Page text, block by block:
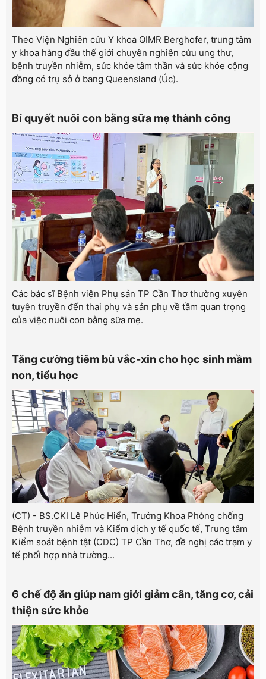
Theo Viện Nghiên cứu Y khoa QIMR Berghofer, trung tâm
y khoa hàng đầu thế giới chuyên nghiên cứu ung thư,
bệnh truyền nhiễm, sức khỏe tâm thần và sức khỏe cộng
đồng có trụ sở ở bang Queensland (Úc).
Bí quyết nuôi con bằng sữa mẹ thành công
Các bác sĩ Bệnh viện Phụ sản TP Cần Thơ thường xuyên
tuyên truyền đến thai phụ và sản phụ về tầm quan trọng
của việc nuôi con bằng sữa mẹ.
Tăng cường tiêm bù vắc-xin cho học sinh mầm
non, tiểu học
(CT) - BS.CKI Lê Phúc Hiển, Trưởng Khoa Phòng chống
Bệnh truyền nhiễm và Kiểm dịch y tế quốc tế, Trung tâm
Kiểm soát bệnh tật (CDC) TP Cần Thơ, đề nghị các trạm y
tế phối hợp nhà trường...
6 chế độ ăn giúp nam giới giảm cân, tăng cơ, cải
thiện sức khỏe